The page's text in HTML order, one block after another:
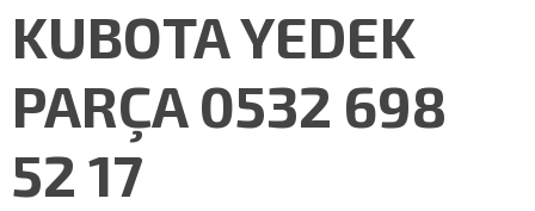
KUBOTA YEDEK
PARÇA 0532 698
52 17